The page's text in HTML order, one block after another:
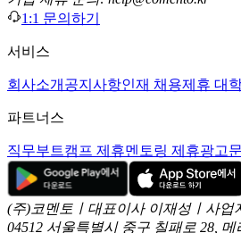
1:1 문의하기
서비스
회사소개 공지사항인재 채용제휴 대
파트너스
직무부트캠프 제휴멘토링 제휴광고
(주)코멘토ㅣ대표이사 이재성ㅣ사업
04512 서울특별시 중구 칠패로 28,